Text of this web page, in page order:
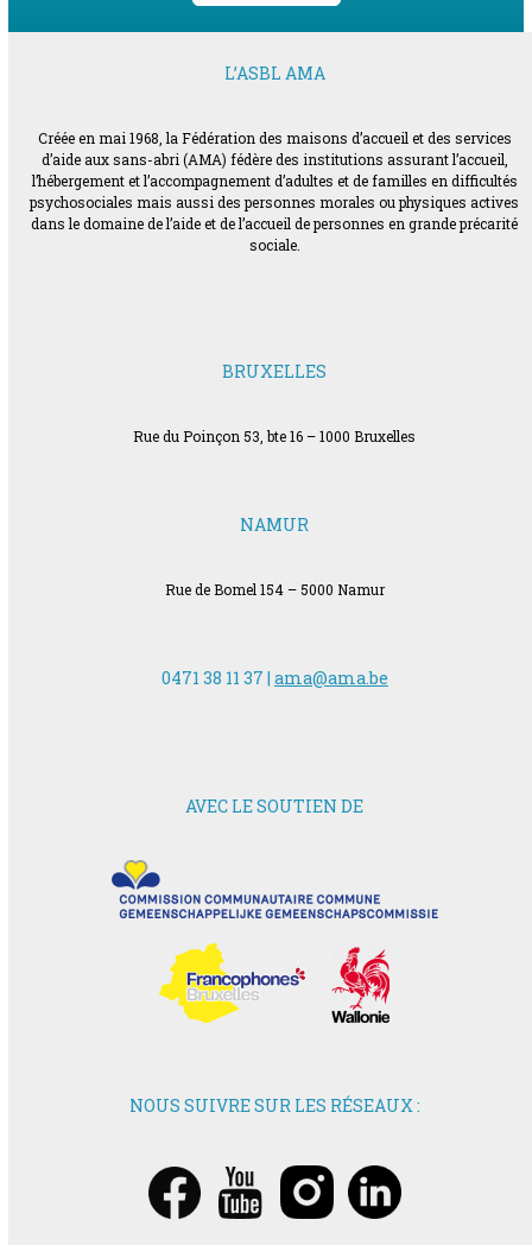
L’ASBL AMA
Créée en mai 1968, la Fédération des maisons d’accueil et des services
d’aide aux sans-abri (AMA) fédère des institutions assurant l’accueil,
l’hébergement et l’accompagnement d’adultes et de familles en difficultés
psychosociales mais aussi des personnes morales ou physiques actives
dans le domaine de l’aide et de l’accueil de personnes en grande précarité
sociale.
BRUXELLES
Rue du Poinçon 53, bte 16 – 1000 Bruxelles
NAMUR
Rue de Bomel 154 – 5000 Namur
0471 38 11 37 | ama@ama.be
AVEC LE SOUTIEN DE
NOUS SUIVRE SUR LES RÉSEAUX :